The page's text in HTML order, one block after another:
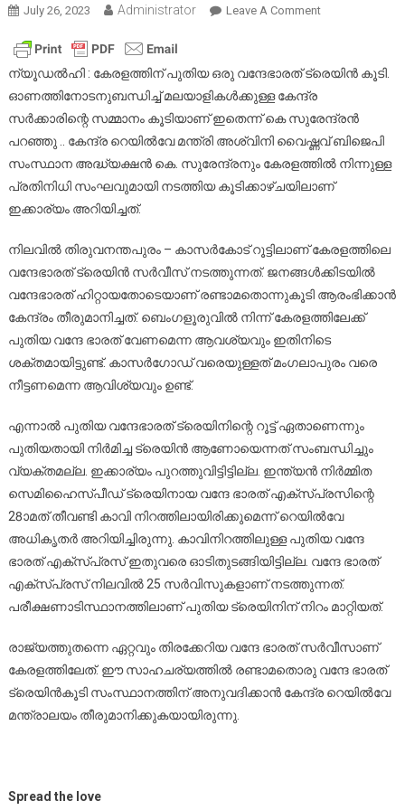
July 26, 2023 Administrator Leave A CommentOn
ഒരു
ട്രെയിൻ
കൂടി
ന്യൂഡൽഹി : കേരളത്തിന് പുതിയ ഒരു വന്ദേഭാരത് ട്രെയിൻ കൂടി.
ഓണത്തിനോടനുബന്ധിച്ച് മലയാളികൾക്കുള്ള കേന്ദ്ര
സർക്കാരിന്റെ സമ്മാനം കൂടിയാണ് ഇതെന്ന് കെ സുരേന്ദ്രൻ
പറഞ്ഞു .. കേന്ദ്ര റെയിൽവേ മന്ത്രി അശ്വിനി വൈഷ്ണവ് ബിജെപി
സംസ്ഥാന അദ്ധ്യക്ഷൻ കെ. സുരേന്ദ്രനും കേരളത്തിൽ നിന്നുള്ള
പ്രതിനിധി സംഘവുമായി നടത്തിയ കൂടിക്കാഴ്ചയിലാണ്
ഇക്കാര്യം അറിയിച്ചത്.
നിലവിൽ തിരുവനന്തപുരം – കാസർകോട് റൂട്ടിലാണ് കേരളത്തിലെ
വന്ദേഭാരത് ട്രെയിൻ സർവീസ് നടത്തുന്നത്. ജനങ്ങൾക്കിടയിൽ
വന്ദേഭാരത് ഹിറ്റായതോടെയാണ് രണ്ടാമതൊന്നുകൂടി ആരംഭിക്കാൻ
കേന്ദ്രം തീരുമാനിച്ചത്. ബെംഗളൂരുവിൽ നിന്ന് കേരളത്തിലേക്ക്
പുതിയ വന്ദേ ഭാരത് വേണമെന്ന ആവശ്യവും ഇതിനിടെ
ശക്തമായിട്ടുണ്ട്. കാസർഗോഡ് വരെയുള്ളത് മംഗലാപുരം വരെ
നീട്ടണമെന്ന ആവിശ്യവും ഉണ്ട്.
എന്നാൽ പുതിയ വന്ദേഭാരത് ട്രെയിനിന്റെ റൂട്ട് ഏതാണെന്നും
പുതിയതായി നിർമിച്ച ട്രെയിൻ ആണോയെന്നത് സംബന്ധിച്ചും
വ്യക്തമല്ല. ഇക്കാര്യം പുറത്തുവിട്ടിട്ടില്ല. ഇന്ത്യൻ നിർമ്മിത
സെമിഹൈസ്പീഡ് ട്രെയിനായ വന്ദേ ഭാരത് എക്സ്പ്രസിന്റെ
28ാമത് തീവണ്ടി കാവി നിറത്തിലായിരിക്കുമെന്ന് റെയിൽവേ
അധികൃതർ അറിയിച്ചിരുന്നു. കാവിനിറത്തിലുള്ള പുതിയ വന്ദേ
ഭാരത് എക്സ്പ്രസ് ഇതുവരെ ഓടിതുടങ്ങിയിട്ടില്ല. വന്ദേ ഭാരത്
എക്സ്പ്രസ് നിലവിൽ 25 സർവിസുകളാണ് നടത്തുന്നത്.
പരീക്ഷണാടിസ്ഥാനത്തിലാണ് പുതിയ ട്രെയിനിന് നിറം മാറ്റിയത്.
രാജ്യത്തുതന്നെ ഏറ്റവും തിരക്കേറിയ വന്ദേ ഭാരത് സർവീസാണ്
കേരളത്തിലേത്. ഈ സാഹചര്യത്തിൽ രണ്ടാമതൊരു വന്ദേ ഭാരത്
ട്രെയിൻകൂടി സംസ്ഥാനത്തിന് അനുവദിക്കാൻ കേന്ദ്ര റെയിൽവേ
മന്ത്രാലയം തീരുമാനിക്കുകയായിരുന്നു.
Spread the love